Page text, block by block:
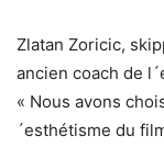
Zlatan Zoricic,
ancien coach de
« Nous avons
´esthétisme du